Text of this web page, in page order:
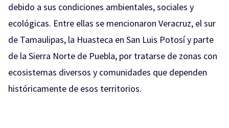
debido a sus condiciones ambientales, sociales y
ecológicas. Entre ellas se mencionaron Veracruz, el sur
de Tamaulipas, la Huasteca en San Luis Potosí y parte
de la Sierra Norte de Puebla, por tratarse de zonas con
ecosistemas diversos y comunidades que dependen
históricamente de esos territorios.